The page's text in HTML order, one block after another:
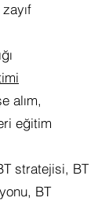
alım,
eğitim
stratejisi, BT
BT